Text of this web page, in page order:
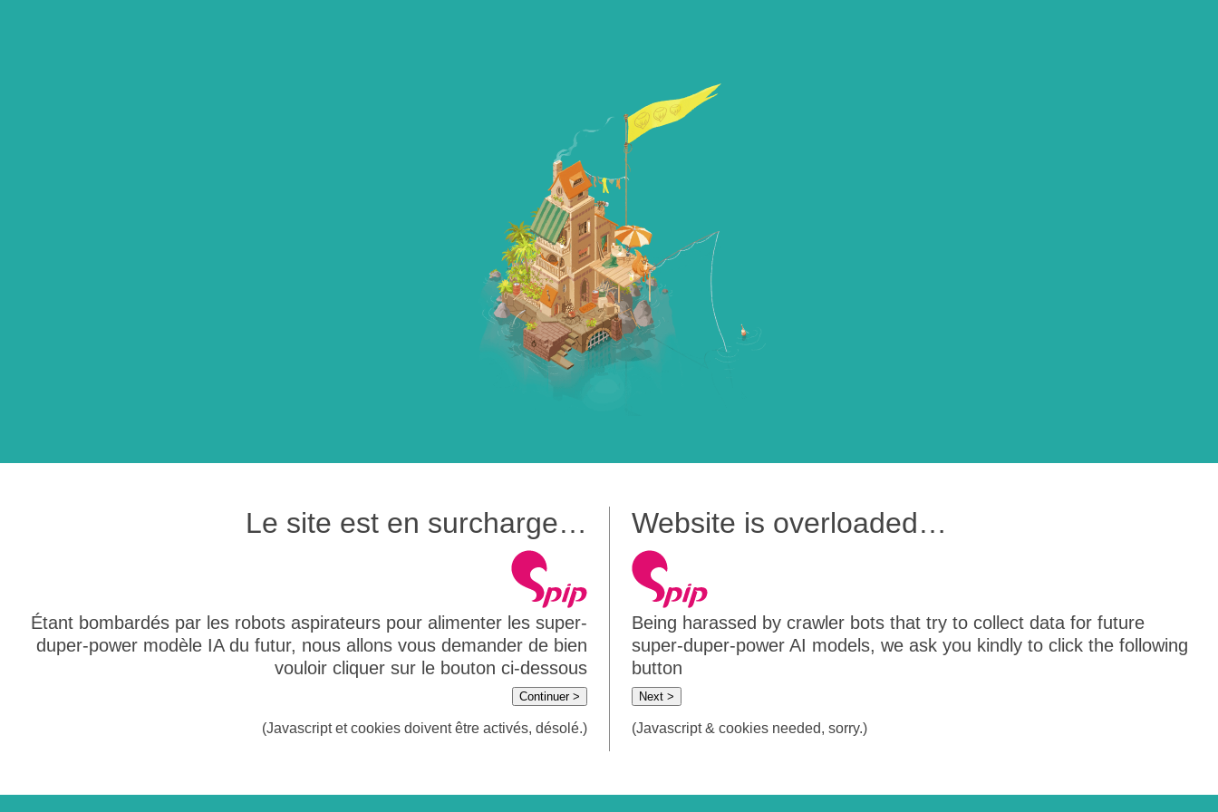
Le site est en surcharge…
Étant bombardés par les robots aspirateurs pour alimenter les super-
duper-power modèle IA du futur, nous allons vous demander de bien
vouloir cliquer sur le bouton ci-dessous
Continuer >
(Javascript et cookies doivent être activés, désolé.)
Website is overloaded…
Being harassed by crawler bots that try to collect data for future
super-duper-power AI models, we ask you kindly to click the following
button
Next >
(Javascript & cookies needed, sorry.)